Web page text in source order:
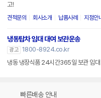
고!
견적문의 회사소개 납품사례 지점안
냉동탑차 임대 대여 보관운송
광고 1800-8924.co.kr
냉동 냉장식품 24시간365일 보관 임대
빠른배송 안내